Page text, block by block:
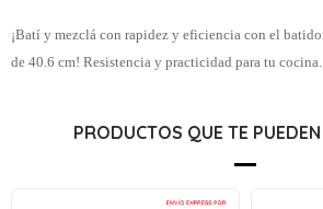
¡Batí y mezclá con rapidez y eficiencia con el
de 40.6 cm! Resistencia y practicidad para tu cocina.
PRODUCTOS QUE TE